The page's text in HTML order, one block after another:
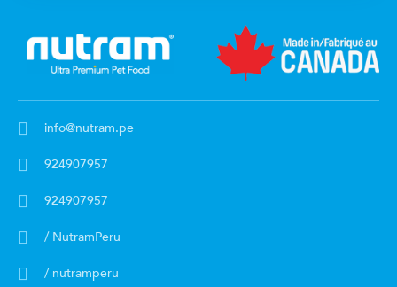
info@nutram.pe
924907957
924907957
/ NutramPeru
/ nutramperu